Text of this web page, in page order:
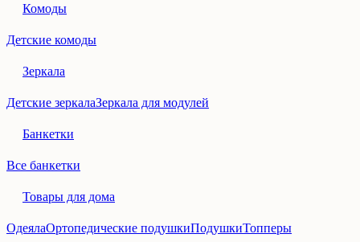
Комоды
Детские комоды
Зеркала
Детские зеркалаЗеркала для модулей
Банкетки
Все банкетки
Товары для дома
ОдеялаОртопедические подушкиПодушкиТопперы